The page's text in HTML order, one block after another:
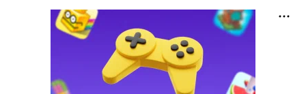
Как гласит предание, совершая паломничество в
Иерусалим, Николай Чудотворец по просьбе
отчаявшихся путников молитвой успокоил